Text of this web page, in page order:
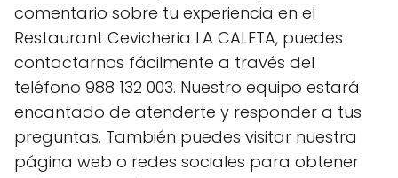
comentario sobre tu experiencia en el
Restaurant Cevicheria LA CALETA, puedes
contactarnos fácilmente a través del
teléfono 988 132 003. Nuestro equipo estará
encantado de atenderte y responder a tus
preguntas. También puedes visitar nuestra
página web o redes sociales para obtener